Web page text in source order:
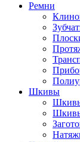
Ремни
Шкивы